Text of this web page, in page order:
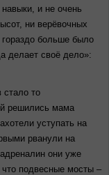
и не очень
ни верёвочных
гораздо больше было
делает своё дело»:
стало то
решились мама
уступать на
рванули на
они уже
подвесные мосты –